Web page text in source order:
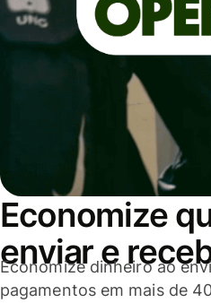
Economize
enviar e
Economize dinheiro ao
pagamentos em mais de